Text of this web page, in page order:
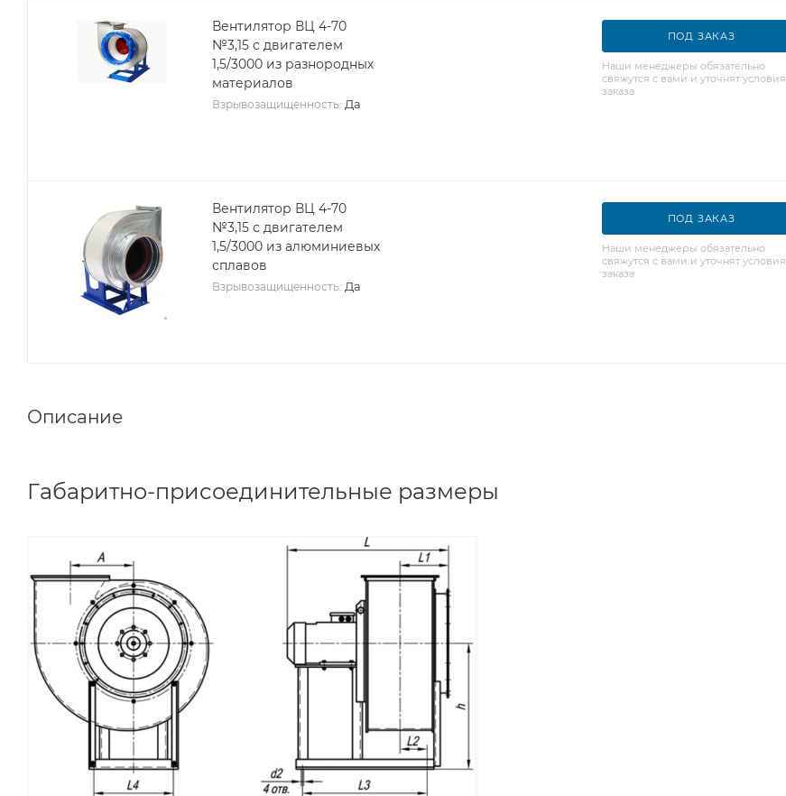
Вентилятор ВЦ 4-70
№3,15 с двигателем
1,5/3000 из разнородных
материалов
Взрывозащищенность: Да
ПОД ЗАКАЗ
Наши менеджеры обязательно
свяжутся с вами и уточнят условия
заказа
Вентилятор ВЦ 4-70
№3,15 с двигателем
1,5/3000 из алюминиевых
сплавов
Взрывозащищенность: Да
ПОД ЗАКАЗ
Наши менеджеры обязательно
свяжутся с вами и уточнят условия
заказа
Описание
Габаритно-присоединительные размеры